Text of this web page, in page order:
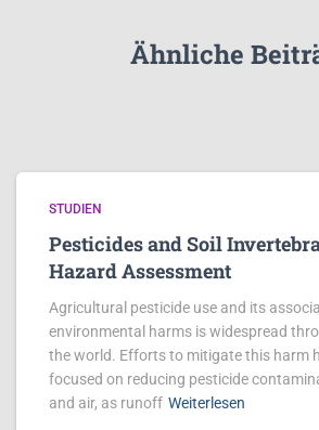
Ähnliche
STUDIEN
Pesticides and Soil
Hazard Assessment
Agricultural pesticide use and its
environmental harms is widespread
the world. Efforts to mitigate this harm
focused on reducing pesticide
and air, as runoff Weiterlesen